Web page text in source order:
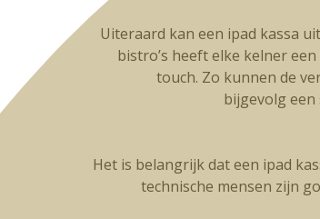
Uiteraard kan een ipad kassa
bistro’s heeft elke kelner
touch. Zo kunnen de
bijgevolg
Het is belangrijk dat een ipad
technische mensen zijn